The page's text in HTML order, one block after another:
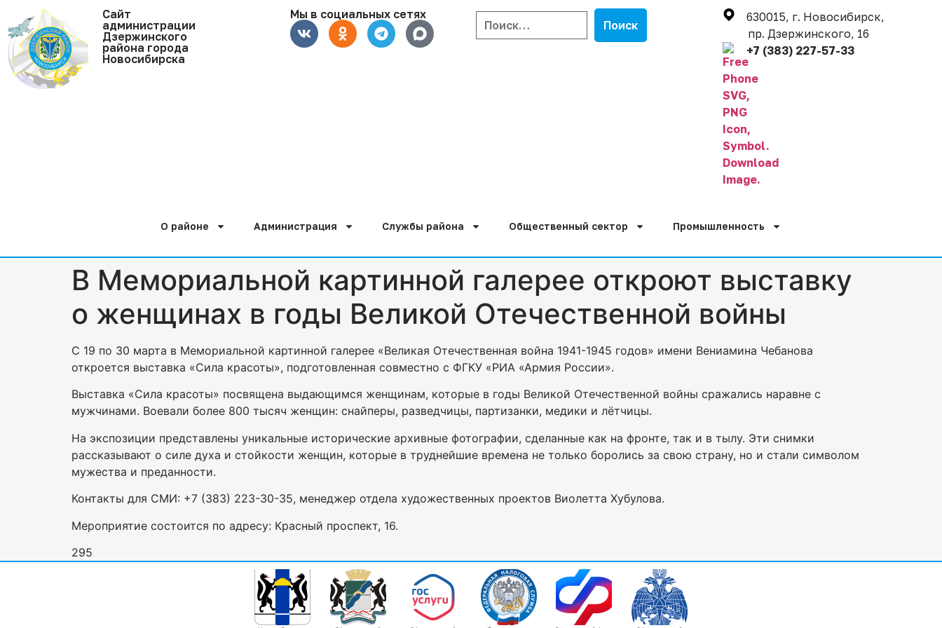
Cайт
администрации
Дзержинского
района города
Новосибирска
Мы в социальных сетях
630015, г. Новосибирск,
пр. Дзержинского, 16
+7 (383) 227-57-33
О районе Администрация Службы района Общественный сектор Промышленность
В Мемориальной картинной галерее откроют выставку
о женщинах в годы Великой Отечественной войны
С 19 по 30 марта в Мемориальной картинной галерее «Великая Отечественная война 1941-1945 годов» имени Вениамина Чебанова
откроется выставка «Сила красоты», подготовленная совместно с ФГКУ «РИА «Армия России».
Выставка «Сила красоты» посвящена выдающимся женщинам, которые в годы Великой Отечественной войны сражались наравне с
мужчинами. Воевали более 800 тысяч женщин: снайперы, разведчицы, партизанки, медики и лётчицы.
На экспозиции представлены уникальные исторические архивные фотографии, сделанные как на фронте, так и в тылу. Эти снимки
рассказывают о силе духа и стойкости женщин, которые в труднейшие времена не только боролись за свою страну, но и стали символом
мужества и преданности.
Контакты для СМИ: +7 (383) 223-30-35, менеджер отдела художественных проектов Виолетта Хубулова.
Мероприятие состоится по адресу: Красный проспект, 16.
295